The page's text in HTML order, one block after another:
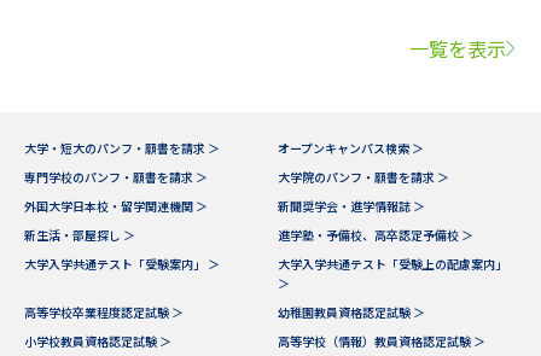
一覧を表示
大学・短大のパンフ・願書を請求 ＞
オープンキャンパス検索 ＞
専門学校のパンフ・願書を請求 ＞
大学院のパンフ・願書を請求 ＞
外国大学日本校・留学関連機関 ＞
新聞奨学会・進学情報誌 ＞
新生活・部屋探し ＞
進学塾・予備校、高卒認定予備校 ＞
大学入学共通テスト「受験案内」 ＞
大学入学共通テスト「受験上の配慮案内」
＞
高等学校卒業程度認定試験 ＞
幼稚園教員資格認定試験 ＞
小学校教員資格認定試験 ＞
高等学校（情報）教員資格認定試験 ＞